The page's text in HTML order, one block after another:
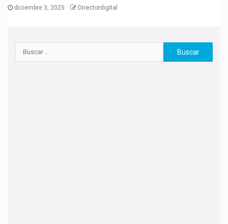
diciembre 3, 2025 Directordigital